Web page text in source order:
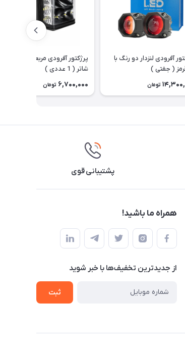
آفرودی لنزدار دو رنگ با
( جفتی )
تومان
پرژکتور آفرودی مربعی مدل ساید
شاتر ( 1 عددی )
6,700,000 تومان
پشتیبانی قوی
همراه ما باشید!
از جدید‌ترین تخفیف‌ها با‌ خبر شوید
ثبت